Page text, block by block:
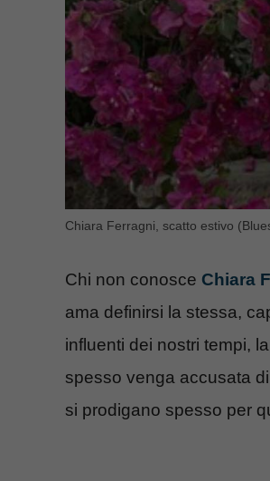
Chiara Ferragni, scatto estivo
Chi non conosce Chiara
ama definirsi la stessa,
influenti dei nostri tempi,
spesso venga accusata
si prodigano spesso per